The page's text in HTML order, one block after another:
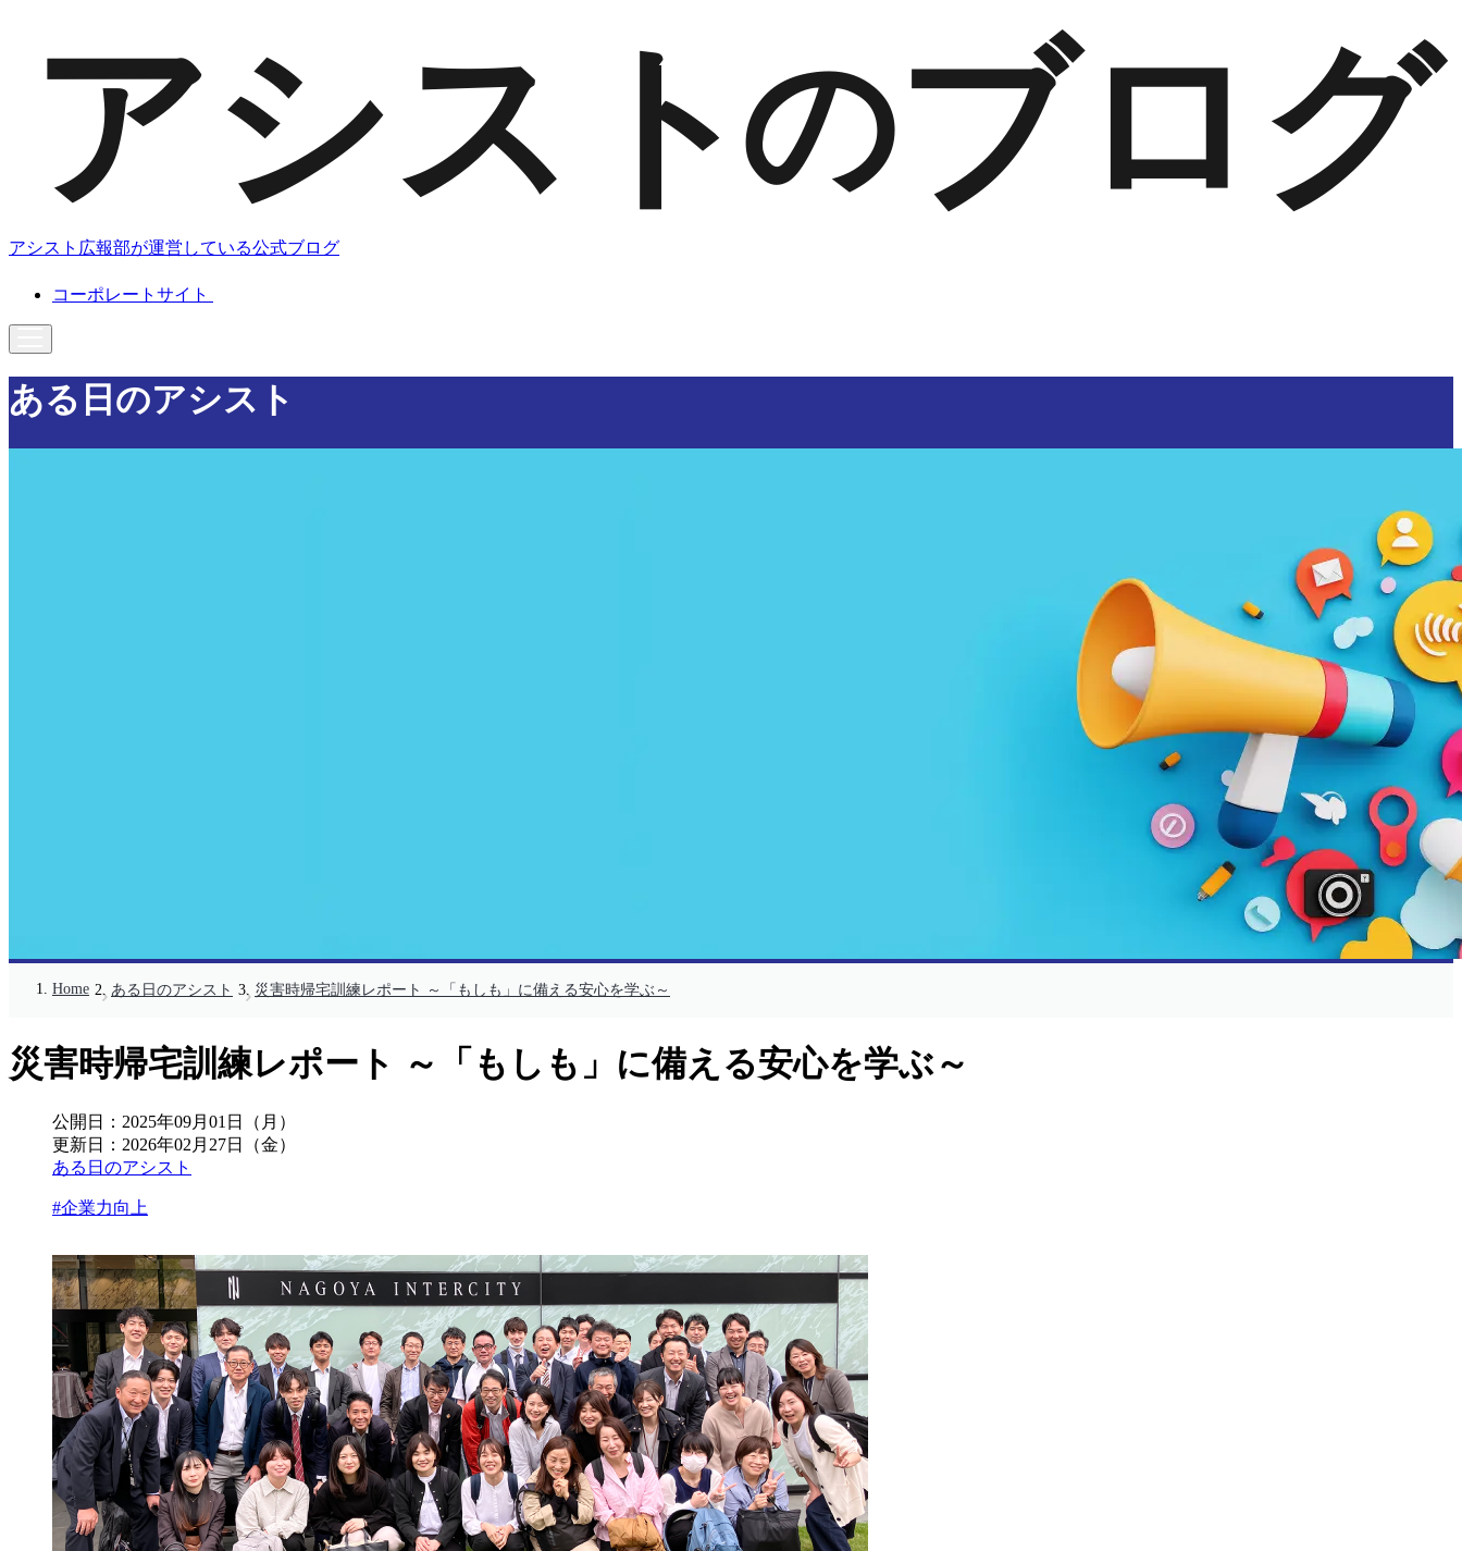
アシスト広報部が運営している公式ブログ
コーポレートサイト
ある日のアシスト
Home ある日のアシスト 災害時帰宅訓練レポート ～「もしも」に備える安心を学ぶ～
災害時帰宅訓練レポート ～「もしも」に備える安心を学ぶ～
公開日： 2025年09月01日（月）
更新日： 2026年02月27日（金）
ある日のアシスト
#企業力向上